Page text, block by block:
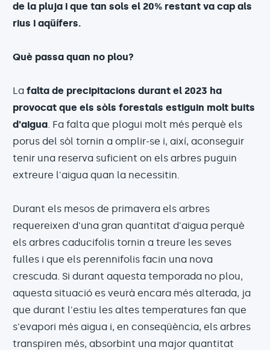
de la pluja i que tan sols el 20% restant va cap als
rius i aqüífers.
Què passa quan no plou?
La falta de precipitacions durant el 2023 ha
provocat que els sòls forestals estiguin molt buits
d'aigua. Fa falta que plogui molt més perquè els
porus del sòl tornin a omplir-se i, així, aconseguir
tenir una reserva suficient on els arbres puguin
extreure l'aigua quan la necessitin.
Durant els mesos de primavera els arbres
requereixen d'una gran quantitat d'aigua perquè
els arbres caducifolis tornin a treure les seves
fulles i que els perennifolis facin una nova
crescuda. Si durant aquesta temporada no plou,
aquesta situació es veurà encara més alterada, ja
que durant l'estiu les altes temperatures fan que
s'evapori més aigua i, en conseqüència, els arbres
transpiren més, absorbint una major quantitat